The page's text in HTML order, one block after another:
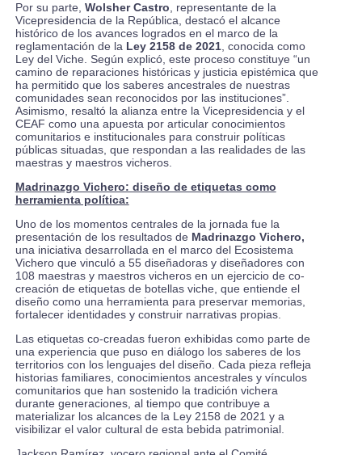
Por su parte, Wolsher Castro , representante de la
Vicepresidencia de la República, destacó el alcance
histórico de los avances logrados en el marco de la
reglamentación de la Ley 2158 de 2021, conocida como
Ley del Viche. Según explicó, este proceso constituye “un
camino de reparaciones históricas y justicia epistémica que
ha permitido que los saberes ancestrales de nuestras
comunidades sean reconocidos por las instituciones”.
Asimismo, resaltó la alianza entre la Vicepresidencia y el
CEAF como una apuesta por articular conocimientos
comunitarios e institucionales para construir políticas
públicas situadas, que respondan a las realidades de las
maestras y maestros vicheros.
Madrinazgo Vichero: diseño de etiquetas como
herramienta política:
Uno de los momentos centrales de la jornada fue la
presentación de los resultados de Madrinazgo Vichero,
una iniciativa desarrollada en el marco del Ecosistema
Vichero que vinculó a 55 diseñadoras y diseñadores con
108 maestras y maestros vicheros en un ejercicio de co-
creación de etiquetas de botellas viche, que entiende el
diseño como una herramienta para preservar memorias,
fortalecer identidades y construir narrativas propias.
Las etiquetas co-creadas fueron exhibidas como parte de
una experiencia que puso en diálogo los saberes de los
territorios con los lenguajes del diseño. Cada pieza refleja
historias familiares, conocimientos ancestrales y vínculos
comunitarios que han sostenido la tradición vichera
durante generaciones, al tiempo que contribuye a
materializar los alcances de la Ley 2158 de 2021 y a
visibilizar el valor cultural de esta bebida patrimonial.